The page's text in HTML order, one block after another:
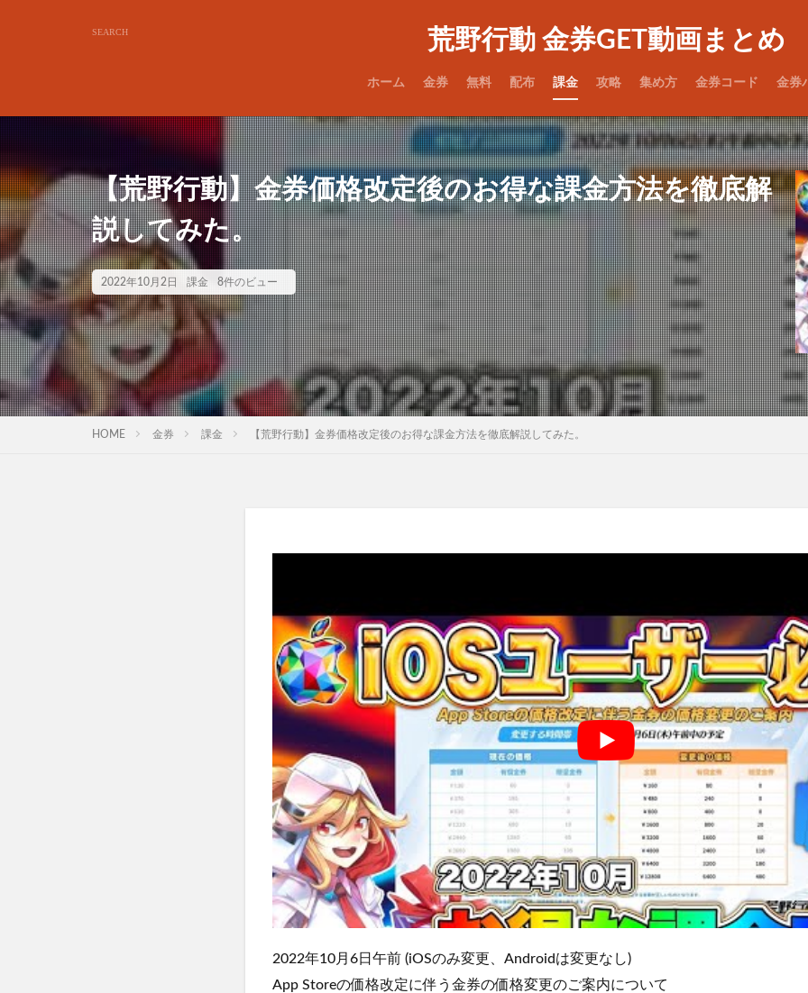
荒野行動 金券GET動画まとめ
ホーム 金券 無料 配布 課金 攻略 集め方 金券コード 金券
【荒野行動】金券価格改定後のお得な課金方法を徹底解
説してみた。
2022年10月2日 課金 8件のビュー
HOME 金券 課金 【荒野行動】金券価格改定後のお得な課金方法を徹底解説してみた。
2022年10月6日午前 (iOSのみ変更、Androidは変更なし)
App Storeの価格改定に伴う金券の価格変更のご案内について